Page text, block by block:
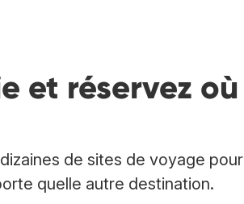
et réservez où
de sites de voyage pour
quelle autre destination.